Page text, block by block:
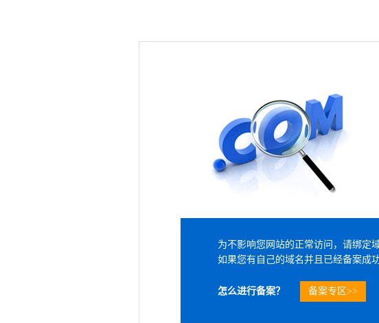
为不影响您网站的正常访问，请绑定
如果您有自己的域名并且已经备案成
备案专区>>
怎么进行备案？